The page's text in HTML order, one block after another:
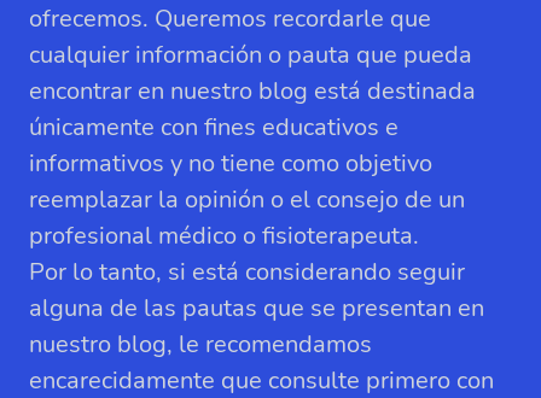
ofrecemos. Queremos recordarle que
cualquier información o pauta que pueda
encontrar en nuestro blog está destinada
únicamente con fines educativos e
informativos y no tiene como objetivo
reemplazar la opinión o el consejo de un
profesional médico o fisioterapeuta.
Por lo tanto, si está considerando seguir
alguna de las pautas que se presentan en
nuestro blog, le recomendamos
encarecidamente que consulte primero con